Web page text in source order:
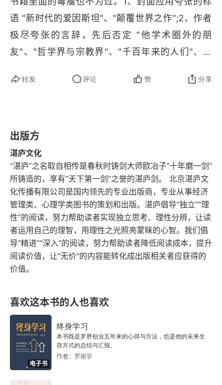
语 "新时代的爱因斯坦"、"颠覆世界之作";2、作者
极尽夸张的言辞，先后否定 "他学术圈外的朋
友"、"哲学界与宗教界"、"千百年来的人们"、以
物理学家爱因斯坦" 为代表的 "一些断言（时间并不
的作用，动辄 "获得全新的意义", 动辄 "生动的凸显
人类即将面临的种种危险和机遇"
转发 评论 赞 分享
出版方
湛庐文化
“湛庐”之名取自相传是春秋时铸剑大师欧冶子“十年磨一剑”
所铸造的，享有“天下第一剑”之誉的湛庐剑。 北京湛庐文
化传播有限公司是国内领先的专业出版商，专业从事经济
管理类、心理学类图书的策划和出版。湛庐倡导“独立”“理
性”的阅读，努力帮助读者实现独立思考、理性分辨，让读
者运用自己的理智，用理性之光照亮蒙昧的心智。我们倡
导“精进”“深入”的阅读，努力帮助读者降低阅读成本，提升
阅读价值，让"无价"的内容能转化成出版相关者应获得的
价值。
喜欢这本书的人也喜欢
电子书
终身学习
本书既是罗胖创业五年来的心得与方法，也是他的未来生
存方式的总结与汇报。
作者：罗振宇